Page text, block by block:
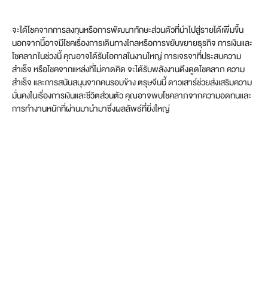
จะได้โชคจากการลงทุนหรือการพัฒนาทักษะส่วนตัวที่นำไปสู่รายได้เพิ่มขึ้น
นอกจากนี้อาจมีโชคเรื่องการเดินทางไกลหรือการขยับขยายธุรกิจ การเงินและ
โชคลาภในช่วงนี้ คุณอาจได้รับโอกาสในงานใหญ่ การเจรจาที่ประสบความ
สำเร็จ หรือโชคจากแหล่งที่ไม่คาดคิด จะได้รับพลังงานดึงดูดโชคลาภ ความ
สำเร็จ และการสนับสนุนจากคนรอบข้าง ตรุษจีนนี้ ดาวเสาร์ช่วยส่งเสริมความ
มั่นคงในเรื่องการเงินและชีวิตส่วนตัว คุณอาจพบโชคลาภจากความอดทนและ
การทำงานหนักที่ผ่านมานำมาซึ่งผลลัพธ์ที่ยิ่งใหญ่